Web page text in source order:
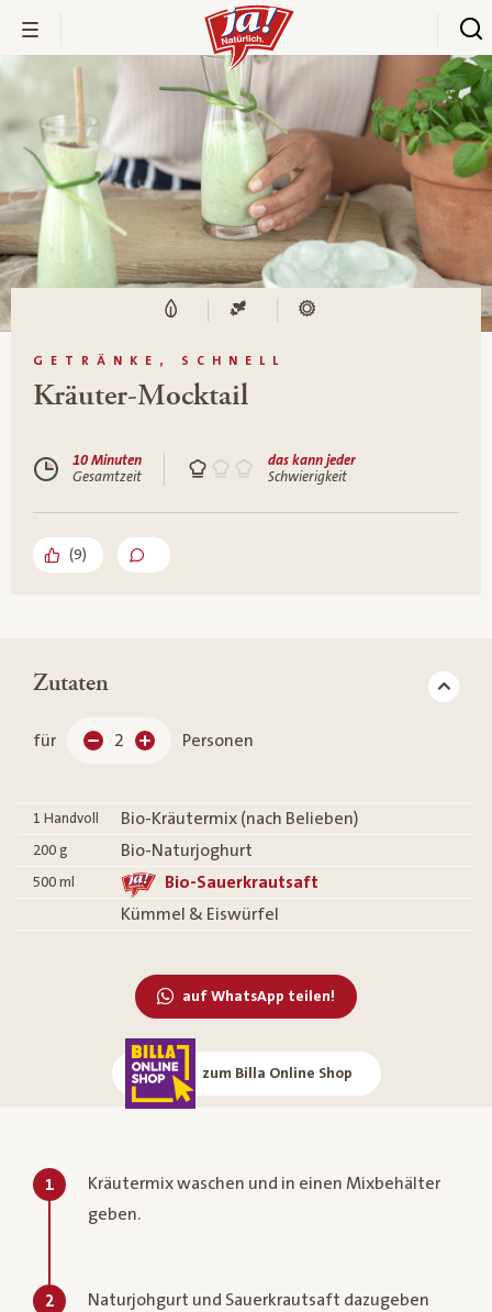
GETRÄNKE, SCHNELL
Kräuter-Mocktail
10 Minuten
Gesamtzeit
das kann jeder
Schwierigkeit
(9)
Zutaten
für 2 Personen
1 Handvoll Bio-Kräutermix (nach Belieben)
200 g Bio-Naturjoghurt
500 ml
Bio-Sauerkrautsaft
Kümmel & Eiswürfel
auf WhatsApp teilen!
zum Billa Online Shop
1
Kräutermix waschen und in einen Mixbehälter
geben.
2
Naturjohgurt und Sauerkrautsaft dazugeben